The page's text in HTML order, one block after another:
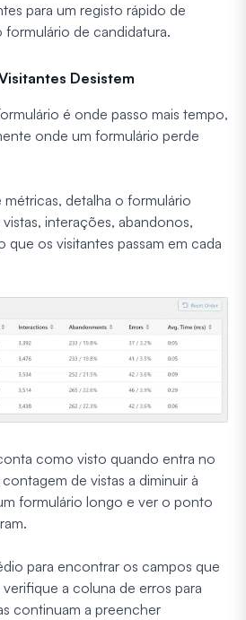
para um registo rápido de
de candidatura.
Desistem
é onde passo mais tempo,
onde um formulário perde
detalha o formulário
interações, abandonos,
que os visitantes passam em cada
como visto quando entra no
de vistas a diminuir à
formulário longo e ver o ponto
para encontrar os campos que
a coluna de erros para
continuam a preencher